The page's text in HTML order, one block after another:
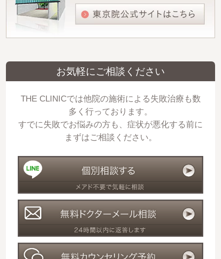
お気軽にご相談ください
THE CLINICでは他院の施術による失敗治療も数
多く行っております。
すでに失敗でお悩みの方も、症状が悪化する前に
まずはご相談ください。